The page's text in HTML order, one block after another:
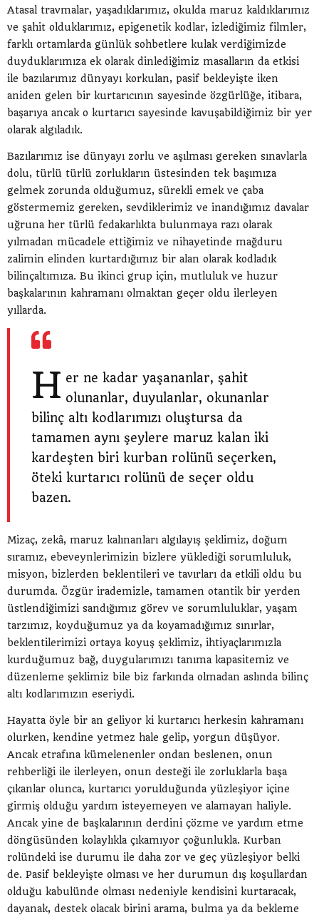
Atasal travmalar, yaşadıklarımız, okulda maruz kaldıklarımız
ve şahit olduklarımız, epigenetik kodlar, izlediğimiz filmler,
farklı ortamlarda günlük sohbetlere kulak verdiğimizde
duyduklarımıza ek olarak dinlediğimiz masalların da etkisi
ile bazılarımız dünyayı korkulan, pasif bekleyişte iken
aniden gelen bir kurtarıcının sayesinde özgürlüğe, itibara,
başarıya ancak o kurtarıcı sayesinde kavuşabildiğimiz bir yer
olarak algıladık.
Bazılarımız ise dünyayı zorlu ve aşılması gereken sınavlarla
dolu, türlü türlü zorlukların üstesinden tek başımıza
gelmek zorunda olduğumuz, sürekli emek ve çaba
göstermemiz gereken, sevdiklerimiz ve inandığımız davalar
uğruna her türlü fedakarlıkta bulunmaya razı olarak
yılmadan mücadele ettiğimiz ve nihayetinde mağduru
zalimin elinden kurtardığımız bir alan olarak kodladık
bilinçaltımıza. Bu ikinci grup için, mutluluk ve huzur
başkalarının kahramanı olmaktan geçer oldu ilerleyen
yıllarda.
H er ne kadar yaşananlar, şahit
olunanlar, duyulanlar, okunanlar
bilinç altı kodlarımızı oluştursa da
tamamen aynı şeylere maruz kalan iki
kardeşten biri kurban rolünü seçerken,
öteki kurtarıcı rolünü de seçer oldu
bazen.
Mizaç, zekâ, maruz kalınanları algılayış şeklimiz, doğum
sıramız, ebeveynlerimizin bizlere yüklediği sorumluluk,
misyon, bizlerden beklentileri ve tavırları da etkili oldu bu
durumda. Özgür irademizle, tamamen otantik bir yerden
üstlendiğimizi sandığımız görev ve sorumluluklar, yaşam
tarzımız, koyduğumuz ya da koyamadığımız sınırlar,
beklentilerimizi ortaya koyuş şeklimiz, ihtiyaçlarımızla
kurduğumuz bağ, duygularımızı tanıma kapasitemiz ve
düzenleme şeklimiz bile biz farkında olmadan aslında bilinç
altı kodlarımızın eseriydi.
Hayatta öyle bir an geliyor ki kurtarıcı herkesin kahramanı
olurken, kendine yetmez hale gelip, yorgun düşüyor.
Ancak etrafına kümelenenler ondan beslenen, onun
rehberliği ile ilerleyen, onun desteği ile zorluklarla başa
çıkanlar olunca, kurtarıcı yorulduğunda yüzleşiyor içine
girmiş olduğu yardım isteyemeyen ve alamayan haliyle.
Ancak yine de başkalarının derdini çözme ve yardım etme
döngüsünden kolaylıkla çıkamıyor çoğunlukla. Kurban
rolündeki ise durumu ile daha zor ve geç yüzleşiyor belki
de. Pasif bekleyişte olması ve her durumun dış koşullardan
olduğu kabulünde olması nedeniyle kendisini kurtaracak,
dayanak, destek olacak birini arama, bulma ya da bekleme